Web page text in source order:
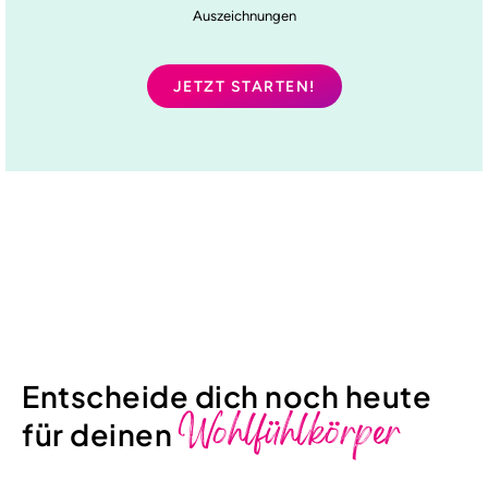
Auszeichnungen
JETZT STARTEN!
Entscheide dich noch heute
für deinenWohlfühlkörper